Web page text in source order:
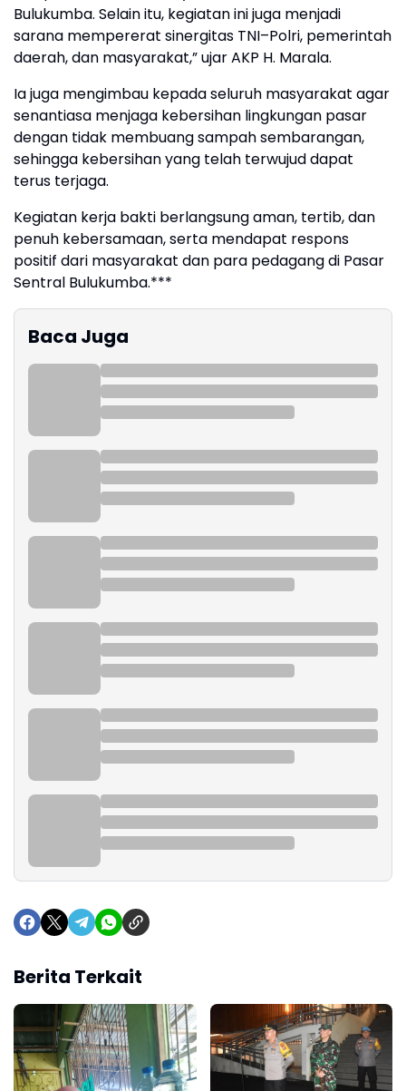
Bulukumba. Selain itu, kegiatan ini juga menjadi
sarana mempererat sinergitas TNI–Polri, pemerintah
daerah, dan masyarakat,” ujar AKP H. Marala.
Ia juga mengimbau kepada seluruh masyarakat agar
senantiasa menjaga kebersihan lingkungan pasar
dengan tidak membuang sampah sembarangan,
sehingga kebersihan yang telah terwujud dapat
terus terjaga.
Kegiatan kerja bakti berlangsung aman, tertib, dan
penuh kebersamaan, serta mendapat respons
positif dari masyarakat dan para pedagang di Pasar
Sentral Bulukumba.***
Baca Juga
Berita Terkait